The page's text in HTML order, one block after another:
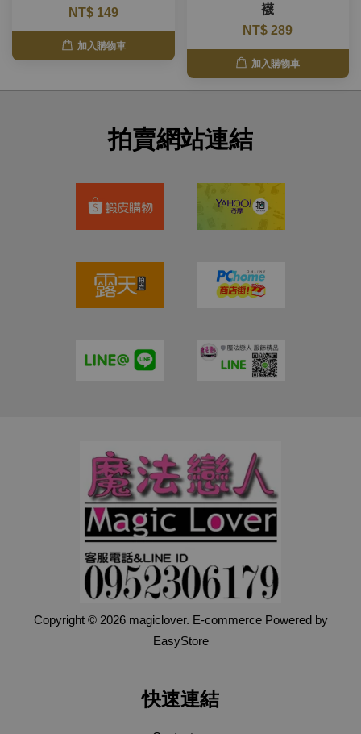
NT$ 149
加入購物車
襪
NT$ 289
加入購物車
拍賣網站連結
Copyright © 2026 magiclover. E-commerce Powered by
EasyStore
快速連結